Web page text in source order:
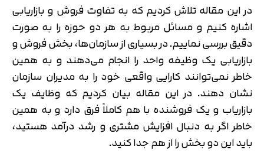
در این مقاله تلاش کردیم که به تفاوت فروش و بازاریابی
اشاره کنیم و مسائل مربوط به هر دو حوزه را به صورت
دقیق بررسی نماییم. در بسیاری از سازمان‌ها، بخش فروش و
بازاریابی یک وظیفه واحد را انجام می‌دهند و به همین
خاطر نمی‌توانند کارایی واقعی خود را به مدیران سازمان
نشان دهند. در این مقاله بیان کردیم که وظایف یک
بازاریاب و یک فروشنده با هم کاملاً فرق دارد و به همین
خاطر اگر به دنبال افزایش مشتری و رشد درآمد هستید،
باید این دو بخش را از هم جدا کنید.